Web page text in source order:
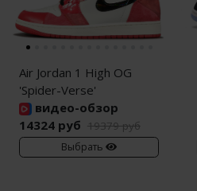
Air Jordan 1 High OG
'Spider-Verse'
видео-обзор
14324 руб 19379 руб
Выбрать